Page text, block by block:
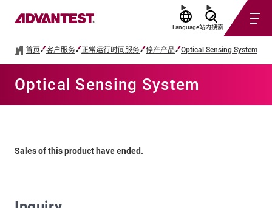
Language站内搜索
首页 客户服务 正常运行时间服务 停产产品 Optical Sensing System
Optical Sensing System
Sales of this product have ended.